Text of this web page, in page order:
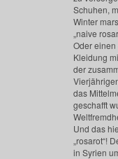
Schuhen,
Winter
„naive
Oder
Kleidung
der
das
geschafft
Und das
„rosarot“!
in Syrien